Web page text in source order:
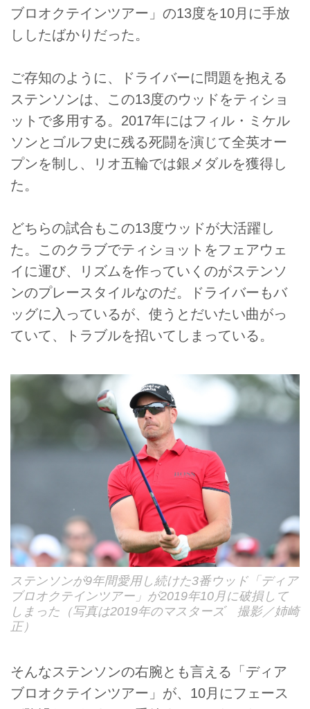
ブロオクテインツアー」の13度を10月に手放
ししたばかりだった。
ご存知のように、ドライバーに問題を抱える
ステンソンは、この13度のウッドをティショ
ットで多用する。2017年にはフィル・ミケル
ソンとゴルフ史に残る死闘を演じて全英オー
プンを制し、リオ五輪では銀メダルを獲得し
た。
どちらの試合もこの13度ウッドが大活躍し
た。このクラブでティショットをフェアウェ
イに運び、リズムを作っていくのがステンソ
ンのプレースタイルなのだ。ドライバーもバ
ッグに入っているが、使うとだいたい曲がっ
ていて、トラブルを招いてしまっている。
ステンソンが9年間愛用し続けた3番ウッド「ディア
ブロオクテインツアー」が2019年10月に破損して
しまった（写真は2019年のマスターズ 撮影／姉崎
正）
そんなステンソンの右腕とも言える「ディア
ブロオクテインツアー」が、10月にフェース